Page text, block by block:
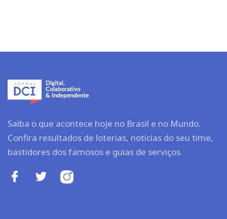
Saiba o que acontece hoje no Brasil e no Mundo.
Confira resultados de loterias, notícias do seu time,
bastidores dos famosos e guias de serviços.